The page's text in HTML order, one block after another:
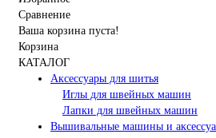
Сравнение
Ваша корзина пуста!
Корзина
КАТАЛОГ
Аксессуары для шитья
Иглы для швейных машин
Лапки для швейных машин
Вышивальные машины и